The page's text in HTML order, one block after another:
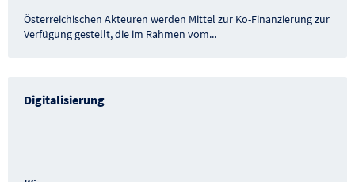
Österreichischen Akteuren werden Mittel zur Ko-Finanzierung zur
Verfügung gestellt, die im Rahmen vom...
Digitalisierung